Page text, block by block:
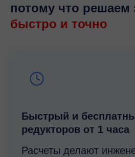
потому что решаем
быстро и точно
Быстрый и
редукторов от 1 часа
Расчеты делают